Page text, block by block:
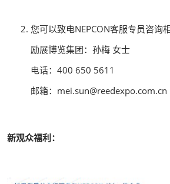
您可以致电NEPCON客服专员咨询
励展博览集团：孙梅 女士
电话：400 650 5611
邮箱：mei.sun@reedexpo.com.cn
新观众福利：